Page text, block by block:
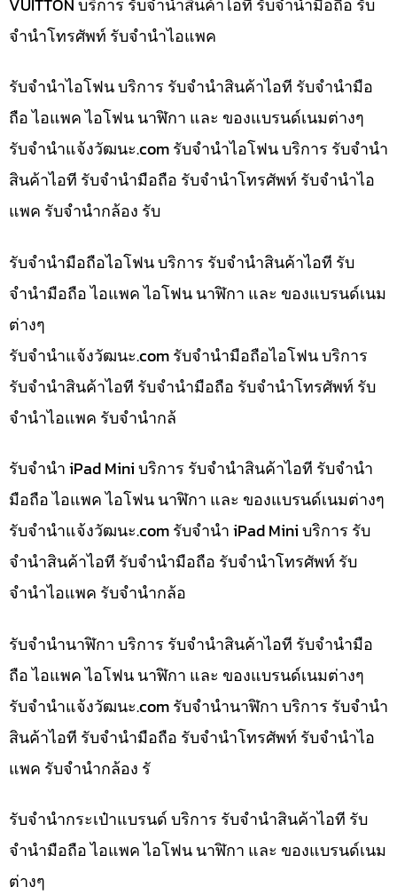
จำนำโทรศัพท์ รับจำนำไอแพค
รับจำนำไอโฟน บริการ รับจำนำสินค้าไอที รับจำนำมือ
ถือ ไอแพค ไอโฟน นาฬิกา และ ของแบรนด์เนมต่างๆ
รับจํานําแจ้งวัฒนะ.com รับจำนำไอโฟน บริการ รับจำนำ
สินค้าไอที รับจำนำมือถือ รับจำนำโทรศัพท์ รับจำนำไอ
แพค รับจำนำกล้อง รับ
รับจำนำมือถือไอโฟน บริการ รับจำนำสินค้าไอที รับ
จำนำมือถือ ไอแพค ไอโฟน นาฬิกา และ ของแบรนด์เนม
ต่างๆ
รับจํานําแจ้งวัฒนะ.com รับจำนำมือถือไอโฟน บริการ
รับจำนำสินค้าไอที รับจำนำมือถือ รับจำนำโทรศัพท์ รับ
จำนำไอแพค รับจำนำกล้
รับจำนำ iPad Mini บริการ รับจำนำสินค้าไอที รับจำนำ
มือถือ ไอแพค ไอโฟน นาฬิกา และ ของแบรนด์เนมต่างๆ
รับจํานําแจ้งวัฒนะ.com รับจำนำ iPad Mini บริการ รับ
จำนำสินค้าไอที รับจำนำมือถือ รับจำนำโทรศัพท์ รับ
จำนำไอแพค รับจำนำกล้อ
รับจำนำนาฬิกา บริการ รับจำนำสินค้าไอที รับจำนำมือ
ถือ ไอแพค ไอโฟน นาฬิกา และ ของแบรนด์เนมต่างๆ
รับจํานําแจ้งวัฒนะ.com รับจำนำนาฬิกา บริการ รับจำนำ
สินค้าไอที รับจำนำมือถือ รับจำนำโทรศัพท์ รับจำนำไอ
แพค รับจำนำกล้อง รั
รับจำนำกระเป๋าแบรนด์ บริการ รับจำนำสินค้าไอที รับ
จำนำมือถือ ไอแพค ไอโฟน นาฬิกา และ ของแบรนด์เนม
ต่างๆ